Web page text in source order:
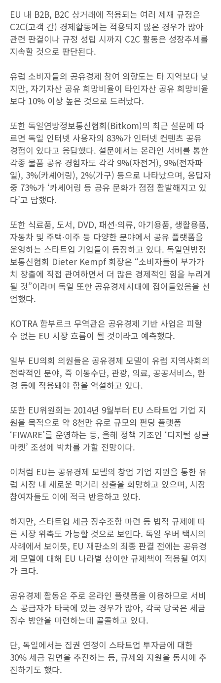
EU 내 B2B, B2C 상거래에 적용되는 여러 제재 규정은
C2C(고객 간) 경제활동에는 적용되지 않은 경우가 많아
관련 판결이나 규정 성립 시까지 C2C 활동은 성장추세를
지속할 것으로 판단된다.
유럽 소비자들의 공유경제 참여 의향도는 타 지역보다 낮
지만, 자기자산 공유 희망비율이 타인자산 공유 희망비율
보다 10% 이상 높은 것으로 드러났다.
또한 독일연방정보통신협회(Bitkom)의 최근 설문에 따
르면 독일 인터넷 사용자의 83%가 인터넷 컨텐츠 공유
경험이 있다고 응답했다. 설문에서는 온라인 서버를 통한
각종 물품 공유 경험자도 각각 9%(자전거), 9%(전자파
일), 3%(카셰어링), 2%(가구) 등으로 나타났으며, 응답자
중 73%가 ‘카셰어링 등 공유 문화가 점점 활발해지고 있
다’고 답했다.
또한 식료품, 도서, DVD, 패션∙의류, 아기용품, 생활용품,
자동차 및 주택∙이주 등 다양한 분야에서 공유 플랫폼을
운영하는 스타트업 기업들이 등장하고 있다. 독일연방정
보통신협회 Dieter Kempf 회장은 “소비자들이 부가가
치 창출에 직접 관여하면서 더 많은 경제적인 힘을 누리게
될 것”이라며 독일 또한 공유경제시대에 접어들었음을 선
언했다.
KOTRA 함부르크 무역관은 공유경제 기반 사업은 피할
수 없는 EU 시장 흐름이 될 것이라고 예측했다.
일부 EU의회 의원들은 공유경제 모델이 유럽 지역사회의
전략적인 분야, 즉 이동수단, 관광, 의료, 공공서비스, 환
경 등에 적용돼야 함을 역설하고 있다.
또한 EU위원회는 2014년 9월부터 EU 스타트업 기업 지
원을 목적으로 약 8천만 유로 규모의 펀딩 플랫폼
‘FIWARE’를 운영하는 등, 올해 정책 기조인 ‘디지털 싱글
마켓’ 조성에 박차를 가할 전망이다.
이처럼 EU는 공유경제 모델의 창업 기업 지원을 통한 유
럽 시장 내 새로운 먹거리 창출을 희망하고 있으며, 시장
참여자들도 이에 적극 반응하고 있다.
하지만, 스타트업 세금 징수조항 마련 등 법적 규제에 따
른 시장 위축도 가능할 것으로 보인다. 독일 우버 택시의
사례에서 보이듯, EU 재판소의 최종 판결 전에는 공유경
제 모델에 대해 EU 나라별 상이한 규제책이 적용될 여지
가 크다.
공유경제 활동은 주로 온라인 플랫폼을 이용하므로 서비
스 공급자가 타국에 있는 경우가 많아, 각국 당국은 세금
징수 방안을 마련하는데 골몰하고 있다.
단, 독일에서는 집권 연정이 스타트업 투자금에 대한
30% 세금 감면을 추진하는 등, 규제와 지원을 동시에 추
진하기도 했다.